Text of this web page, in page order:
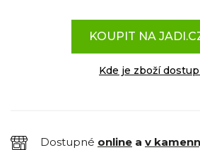
KOUPIT NA
Kde je zboží
Dostupné online a v